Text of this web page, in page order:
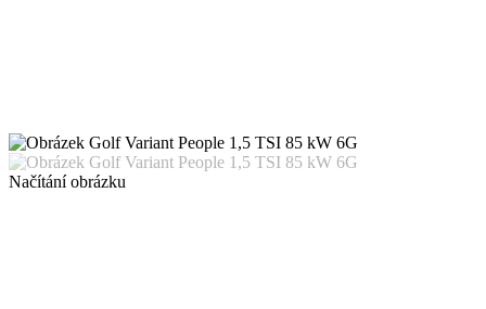
Načítání obrázku